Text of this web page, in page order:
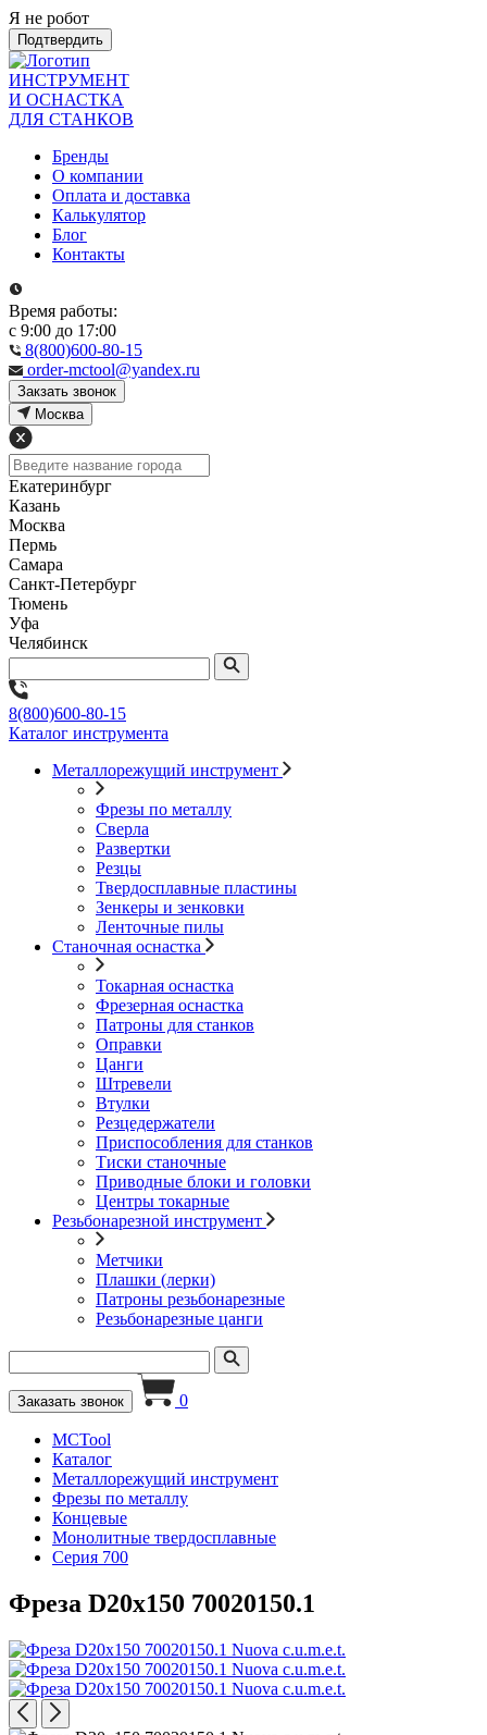
Я не робот
Подтвердить
ИНСТРУМЕНТ
И ОСНАСТКА
ДЛЯ СТАНКОВ
Бренды
О компании
Оплата и доставка
Калькулятор
Блог
Контакты
Время работы:
с 9:00 до 17:00
8(800)600-80-15
order-mctool@yandex.ru
Закзать звонок
Москва
Екатеринбург
Казань
Москва
Пермь
Самара
Санкт-Петербург
Тюмень
Уфа
Челябинск
8(800)600-80-15
Каталог инструмента
Металлорежущий инструмент
Фрезы по металлу
Сверла
Развертки
Резцы
Твердосплавные пластины
Зенкеры и зенковки
Ленточные пилы
Станочная оснастка
Токарная оснастка
Фрезерная оснастка
Патроны для станков
Оправки
Цанги
Штревели
Втулки
Резцедержатели
Приспособления для станков
Тиски станочные
Приводные блоки и головки
Центры токарные
Резьбонарезной инструмент
Метчики
Плашки (лерки)
Патроны резьбонарезные
Резьбонарезные цанги
Заказать звонок 0
MCTool
Каталог
Металлорежущий инструмент
Фрезы по металлу
Концевые
Монолитные твердосплавные
Серия 700
Фреза D20x150 70020150.1